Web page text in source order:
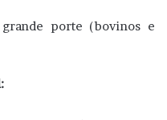
porte (bovinos e